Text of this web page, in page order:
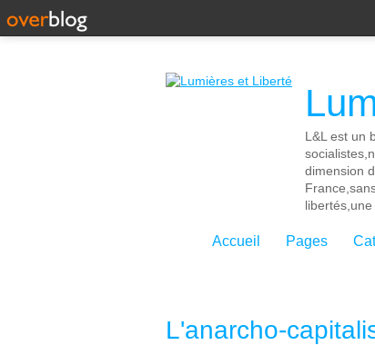
L&L est un
dimension
libertés,une
Accueil Pages
L'anarcho-